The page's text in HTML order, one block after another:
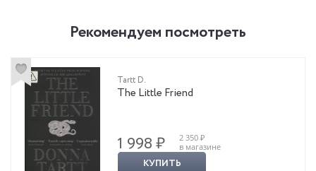
Рекомендуем посмотреть
Tartt D.
The Little Friend
1 998 ₽
2 350 ₽
в магазине
КУПИТЬ